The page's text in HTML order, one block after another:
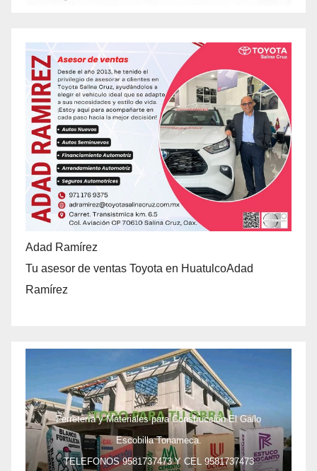
Adad Ramírez
Tu asesor de ventas Toyota en HuatulcoAdad
Ramírez
Ferretería y Materiales para Construcción El Gallo
Escobilla Tonameca.
TELEFONOS 9581737473 Y CEL 9581737473